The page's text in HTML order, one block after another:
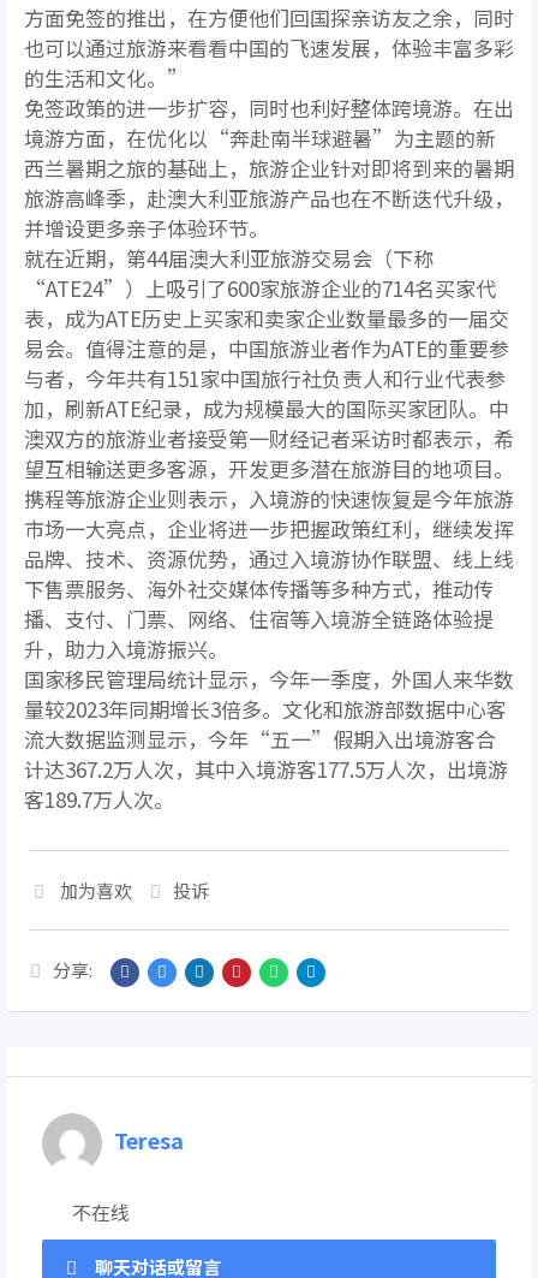
方面免签的推出，在方便他们回国探亲访友之余，同时
也可以通过旅游来看看中国的飞速发展，体验丰富多彩
的生活和文化。”
免签政策的进一步扩容，同时也利好整体跨境游。在出
境游方面，在优化以“奔赴南半球避暑”为主题的新
西兰暑期之旅的基础上，旅游企业针对即将到来的暑期
旅游高峰季，赴澳大利亚旅游产品也在不断迭代升级，
并增设更多亲子体验环节。
就在近期，第44届澳大利亚旅游交易会（下称
“ATE24”）上吸引了600家旅游企业的714名买家代
表，成为ATE历史上买家和卖家企业数量最多的一届交
易会。值得注意的是，中国旅游业者作为ATE的重要参
与者，今年共有151家中国旅行社负责人和行业代表参
加，刷新ATE纪录，成为规模最大的国际买家团队。中
澳双方的旅游业者接受第一财经记者采访时都表示，希
望互相输送更多客源，开发更多潜在旅游目的地项目。
携程等旅游企业则表示，入境游的快速恢复是今年旅游
市场一大亮点，企业将进一步把握政策红利，继续发挥
品牌、技术、资源优势，通过入境游协作联盟、线上线
下售票服务、海外社交媒体传播等多种方式，推动传
播、支付、门票、网络、住宿等入境游全链路体验提
升，助力入境游振兴。
国家移民管理局统计显示，今年一季度，外国人来华数
量较2023年同期增长3倍多。文化和旅游部数据中心客
流大数据监测显示，今年“五一”假期入出境游客合
计达367.2万人次，其中入境游客177.5万人次，出境游
客189.7万人次。
加为喜欢 投诉
分享:
Teresa
不在线
聊天对话或留言